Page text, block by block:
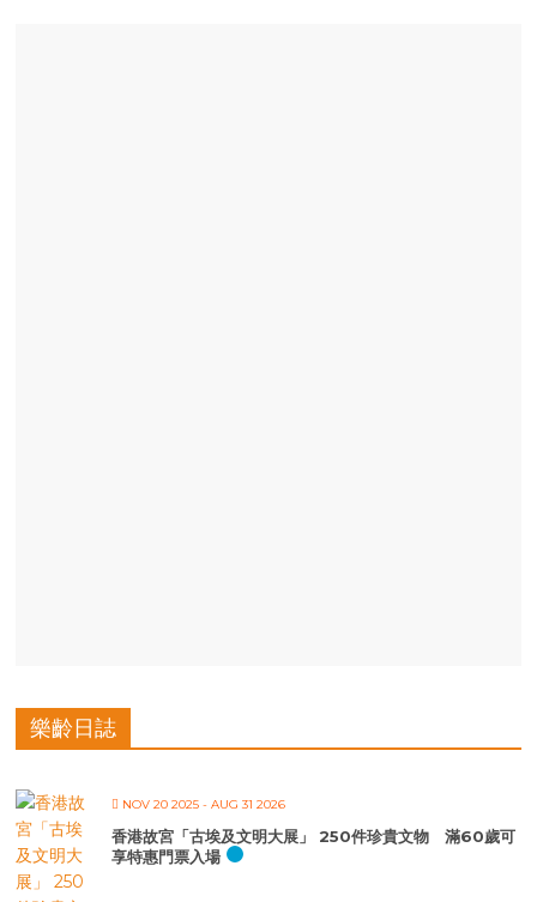
樂齡日誌
NOV 20 2025 - AUG 31 2026
香港故宮「古埃及文明大展」 250件珍貴文物 滿60歲可
享特惠門票入場